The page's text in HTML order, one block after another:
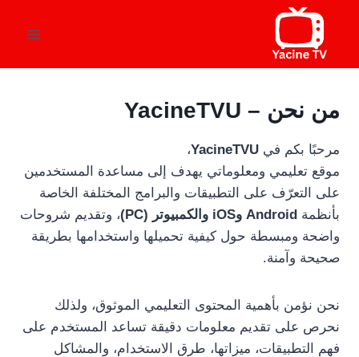
المحتوى
من نحن – YacineTVU
مرحبًا بكم في YacineTVU،
موقع تعليمي ومعلوماتي يهدف إلى مساعدة المستخدمين
على التعرّف على التطبيقات والبرامج المختلفة الخاصة
بأنظمة Android وiOS والكمبيوتر (PC)
، وتقديم شروحات
واضحة ومبسطة حول كيفية تحميلها واستخدامها بطريقة
صحيحة وآمنة.
نحن نؤمن بأهمية المحتوى التعليمي الموثوق، ولذلك
نحرص على تقديم معلومات دقيقة تساعد المستخدم على
فهم التطبيقات، ميزاتها، طرق الاستخدام، والمشاكل